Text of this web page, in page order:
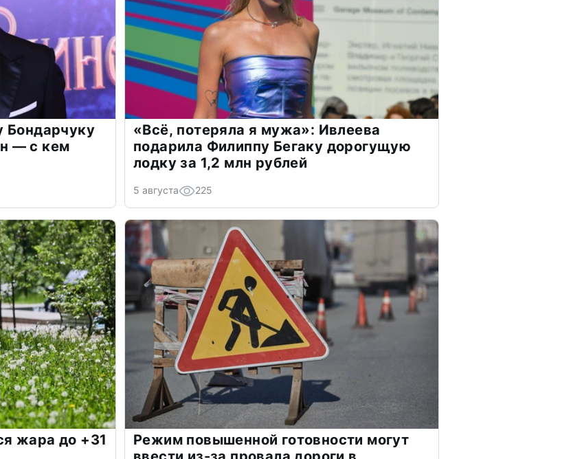
Бондарчуку
— с кем
«Всё, потеряла я мужа»: Ивлеева
подарила Филиппу Бегаку дорогущую
лодку за 1,2 млн рублей
5 августа 225
жара до +31
Режим повышенной готовности могут